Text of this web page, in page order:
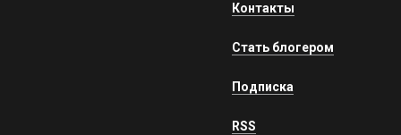
Контакты
Стать блогером
Подписка
RSS